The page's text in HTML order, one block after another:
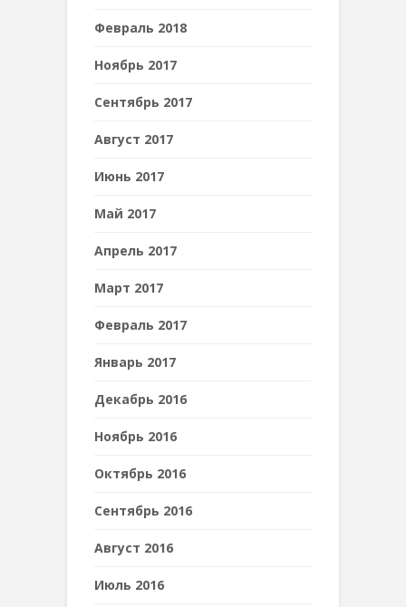
Февраль 2018
Ноябрь 2017
Сентябрь 2017
Август 2017
Июнь 2017
Май 2017
Апрель 2017
Март 2017
Февраль 2017
Январь 2017
Декабрь 2016
Ноябрь 2016
Октябрь 2016
Сентябрь 2016
Август 2016
Июль 2016